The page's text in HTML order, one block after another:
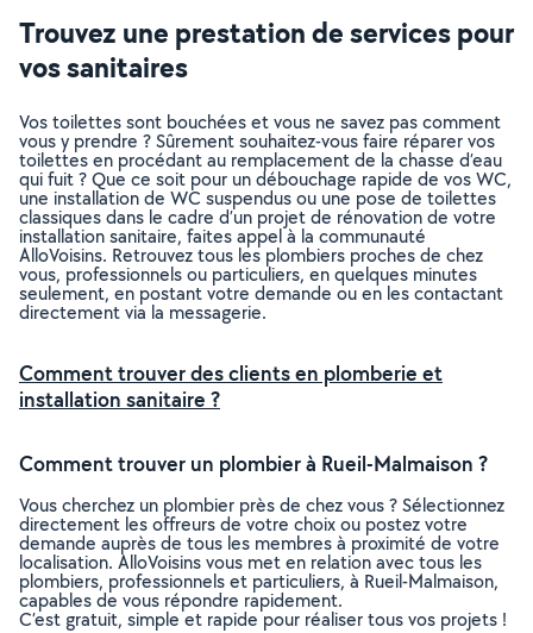
Trouvez une prestation de services pour
vos sanitaires
Vos toilettes sont bouchées et vous ne savez pas comment
vous y prendre ? Sûrement souhaitez-vous faire réparer vos
toilettes en procédant au remplacement de la chasse d’eau
qui fuit ? Que ce soit pour un débouchage rapide de vos WC,
une installation de WC suspendus ou une pose de toilettes
classiques dans le cadre d’un projet de rénovation de votre
installation sanitaire, faites appel à la communauté
AlloVoisins. Retrouvez tous les plombiers proches de chez
vous, professionnels ou particuliers, en quelques minutes
seulement, en postant votre demande ou en les contactant
directement via la messagerie.
Comment trouver des clients en plomberie et
installation sanitaire ?
Comment trouver un plombier à Rueil-Malmaison ?
Vous cherchez un plombier près de chez vous ? Sélectionnez
directement les offreurs de votre choix ou postez votre
demande auprès de tous les membres à proximité de votre
localisation. AlloVoisins vous met en relation avec tous les
plombiers, professionnels et particuliers, à Rueil-Malmaison,
capables de vous répondre rapidement.
C’est gratuit, simple et rapide pour réaliser tous vos projets !